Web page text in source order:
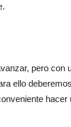
pero con
ello